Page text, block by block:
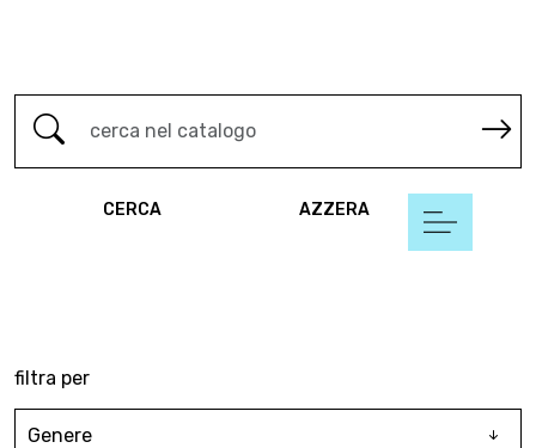
CERCA AZZERA
filtra per
Genere